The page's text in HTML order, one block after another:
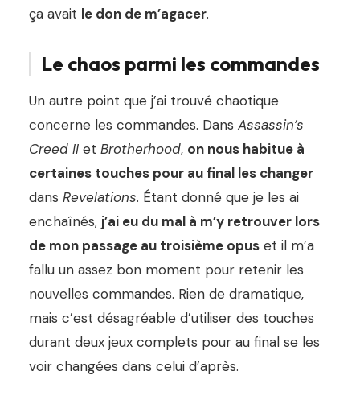
ça avait le don de m’agacer.
Le chaos parmi les commandes
Un autre point que j’ai trouvé chaotique
concerne les commandes. Dans Assassin’s
Creed II et Brotherhood, on nous habitue à
certaines touches pour au final les changer
dans Revelations. Étant donné que je les ai
enchaînés, j’ai eu du mal à m’y retrouver lors
de mon passage au troisième opus et il m’a
fallu un assez bon moment pour retenir les
nouvelles commandes. Rien de dramatique,
mais c’est désagréable d’utiliser des touches
durant deux jeux complets pour au final se les
voir changées dans celui d’après.